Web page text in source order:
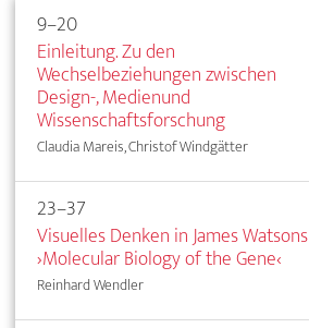
9–20
Einleitung. Zu den
Wechselbeziehungen zwischen
Design-, Medienund
Wissenschaftsforschung
Claudia Mareis, Christof Windgätter
23–37
Visuelles Denken in James Watsons
›Molecular Biology of the Gene‹
Reinhard Wendler